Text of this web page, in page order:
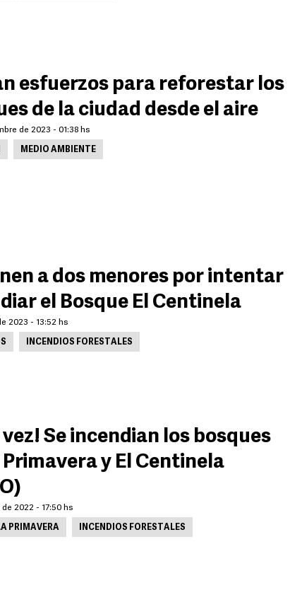
esfuerzos para reforestar los
de la ciudad desde el aire
de 2023 - 01:38 hs
MEDIO AMBIENTE
a dos menores por intentar
el Bosque El Centinela
2023 - 13:52 hs
INCENDIOS FORESTALES
vez! Se incendian los bosques
Primavera y El Centinela
2022 - 17:50 hs
PRIMAVERA INCENDIOS FORESTALES